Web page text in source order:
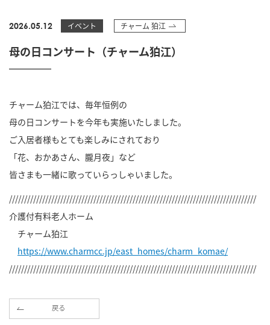
2026.05.12 イベント チャーム 狛江
母の日コンサート（チャーム狛江）
チャーム狛江では、毎年恒例の
母の日コンサートを今年も実施いたしました。
ご入居者様もとても楽しみにされており
「花、おかあさん、朧月夜」など
皆さまも一緒に歌っていらっしゃいました。
//////////////////////////////////////////////////////////////////////////////////
介護付有料老人ホーム
チャーム狛江
https://www.charmcc.jp/east_homes/charm_komae/
//////////////////////////////////////////////////////////////////////////////////
戻る